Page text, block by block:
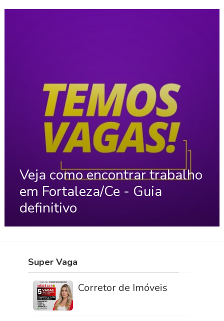
Veja como encontrar trabalho
em Fortaleza/Ce - Guia
definitivo
Super Vaga
Corretor de Imóveis